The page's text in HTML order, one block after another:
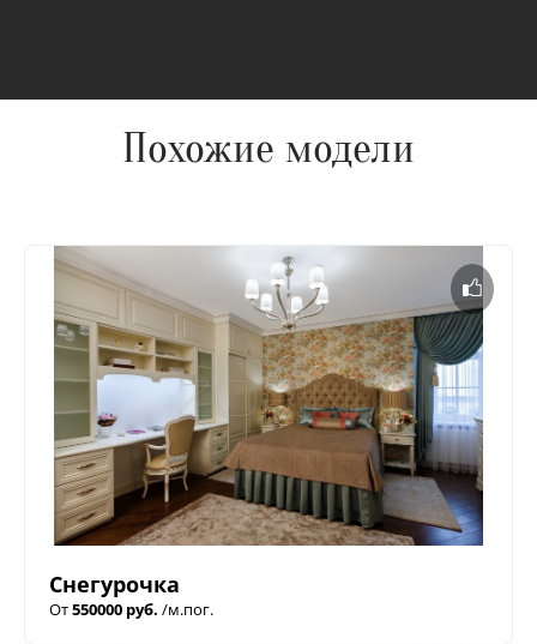
Похожие модели
Снегурочка
От550000 руб. /м.пог.